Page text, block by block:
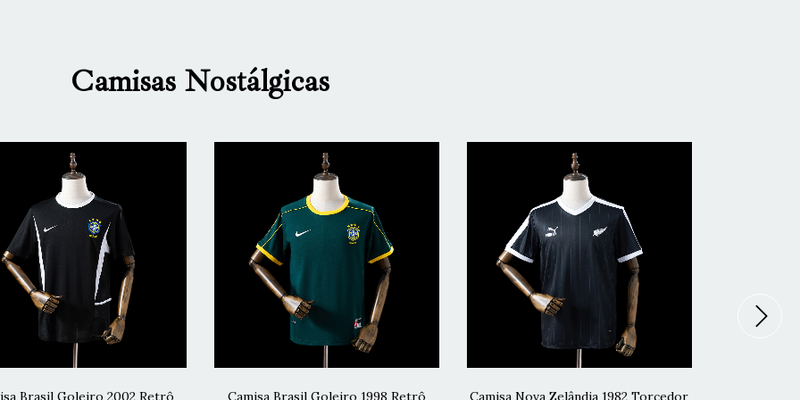
Camisas Nostálgicas
Brasil Goleiro 2002 Retrô Camisa Brasil Goleiro 1998 Retrô Camisa Nova Zelândia 1982 Torcedor